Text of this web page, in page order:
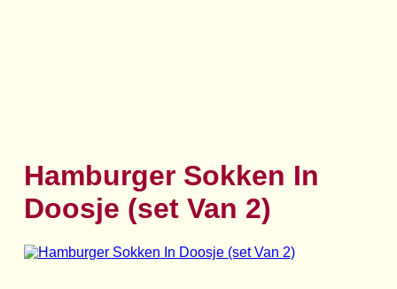
Hamburger Sokken In
Doosje (set Van 2)